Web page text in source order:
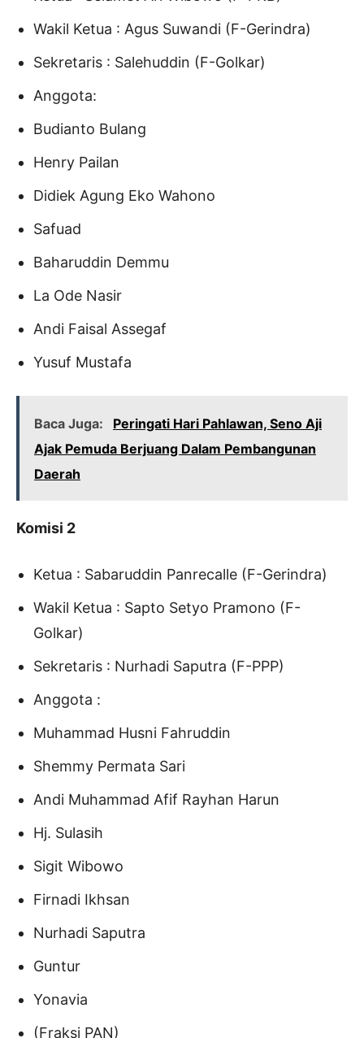
Wakil Ketua : Agus Suwandi (F-Gerindra)
Sekretaris : Salehuddin (F-Golkar)
Anggota:
Budianto Bulang
Henry Pailan
Didiek Agung Eko Wahono
Safuad
Baharuddin Demmu
La Ode Nasir
Andi Faisal Assegaf
Yusuf Mustafa
Baca Juga:
Peringati Hari Pahlawan, Seno Aji
Ajak Pemuda Berjuang Dalam Pembangunan
Daerah
Komisi 2
Ketua : Sabaruddin Panrecalle (F-Gerindra)
Wakil Ketua : Sapto Setyo Pramono (F-
Golkar)
Sekretaris : Nurhadi Saputra (F-PPP)
Anggota :
Muhammad Husni Fahruddin
Shemmy Permata Sari
Andi Muhammad Afif Rayhan Harun
Hj. Sulasih
Sigit Wibowo
Firnadi Ikhsan
Nurhadi Saputra
Guntur
Yonavia
(Fraksi PAN)